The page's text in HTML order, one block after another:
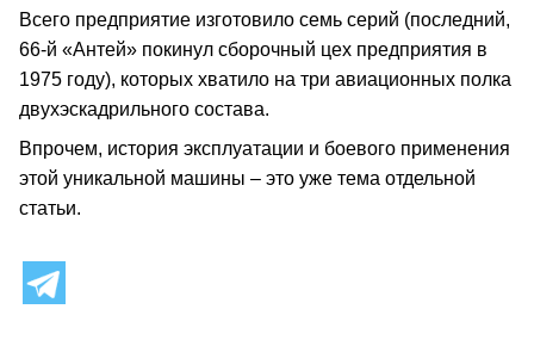
Всего предприятие изготовило семь серий (последний,
66‑й «Антей» покинул сборочный цех предприятия в
1975 году), которых хватило на три авиационных полка
двухэскадрильного состава.
Впрочем, история эксплуатации и боевого применения
этой уникальной машины – это уже тема отдельной
статьи.